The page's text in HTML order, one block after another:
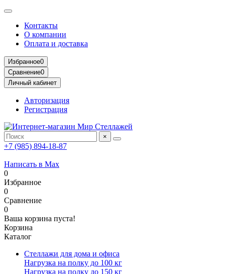
Контакты
О компании
Оплата и доставка
Избранное0
Сравнение0
Личный кабинет
Авторизация
Регистрация
×
+7 (985) 894-18-87
Написать в Max
0
Избранное
0
Сравнение
0
Ваша корзина пуста!
Корзина
Каталог
Стеллажи для дома и офиса
Нагрузка на полку до 100 кг
Нагрузка на полку до 150 кг